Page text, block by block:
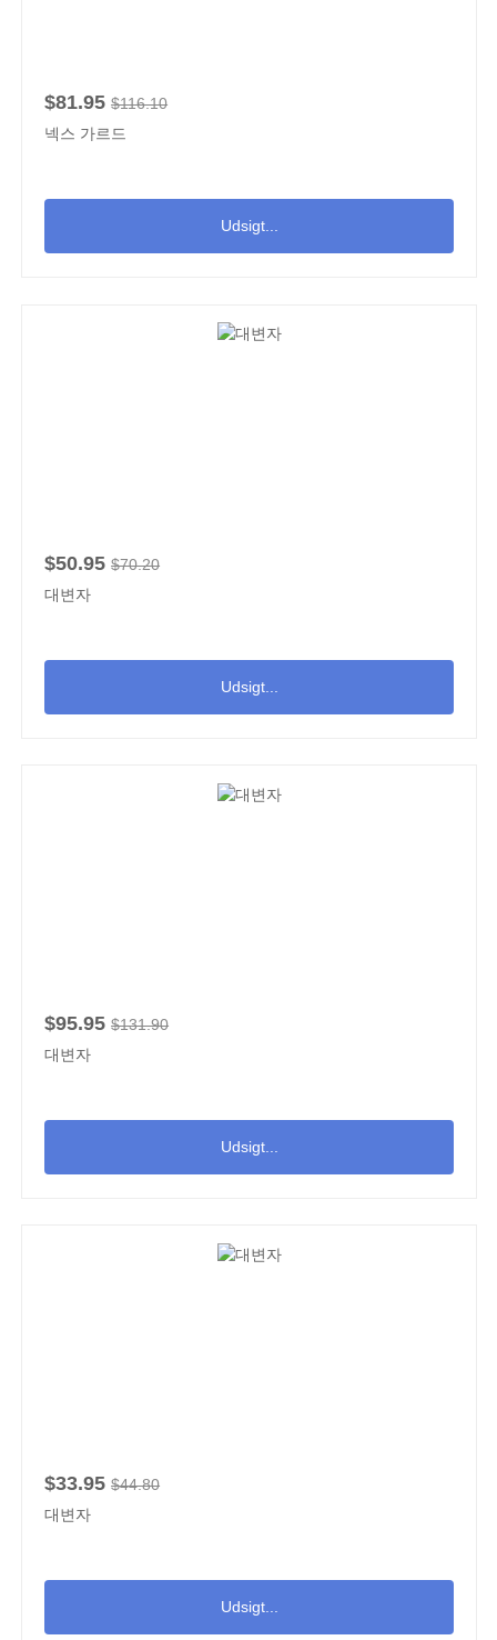
$81.95 $116.10
넥스 가르드
Udsigt...
$50.95 $70.20
대변자
Udsigt...
$95.95 $131.90
대변자
Udsigt...
$33.95 $44.80
대변자
Udsigt...